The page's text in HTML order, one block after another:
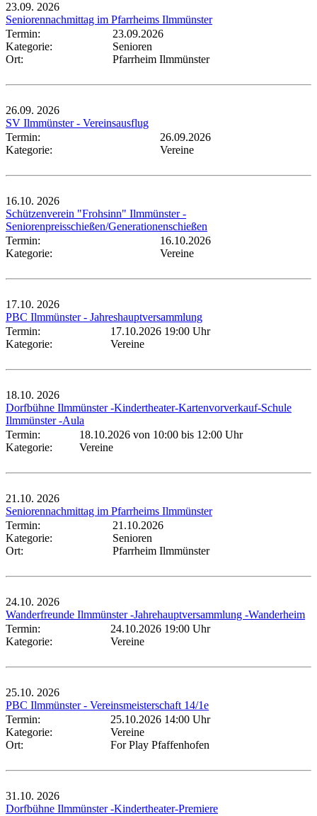
23.09. 2026
Seniorennachmittag im Pfarrheims Ilmmünster
Termin:
23.09.2026
Kategorie:
Senioren
Ort:
Pfarrheim Ilmmünster
26.09. 2026
SV Ilmmünster - Vereinsausflug
Termin:
26.09.2026
Kategorie:
Vereine
16.10. 2026
Schützenverein "Frohsinn" Ilmmünster -
Seniorenpreisschießen/Generationenschießen
Termin:
16.10.2026
Kategorie:
Vereine
17.10. 2026
PBC Ilmmünster - Jahreshauptversammlung
Termin:
17.10.2026 19:00 Uhr
Kategorie:
Vereine
18.10. 2026
Dorfbühne Ilmmünster -Kindertheater-Kartenvorverkauf-Schule
Ilmmünster -Aula
Termin:
18.10.2026 von 10:00 bis 12:00 Uhr
Kategorie:
Vereine
21.10. 2026
Seniorennachmittag im Pfarrheims Ilmmünster
Termin:
21.10.2026
Kategorie:
Senioren
Ort:
Pfarrheim Ilmmünster
24.10. 2026
Wanderfreunde Ilmmünster -Jahrehauptversammlung -Wanderheim
Termin:
24.10.2026 19:00 Uhr
Kategorie:
Vereine
25.10. 2026
PBC Ilmmünster - Vereinsmeisterschaft 14/1e
Termin:
25.10.2026 14:00 Uhr
Kategorie:
Vereine
Ort:
For Play Pfaffenhofen
31.10. 2026
Dorfbühne Ilmmünster -Kindertheater-Premiere